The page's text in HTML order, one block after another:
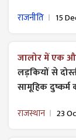
राजनीति 15
जालोर में एक
लड़कियों से
सामूहिक दुष्कर्म
राजस्थान 23